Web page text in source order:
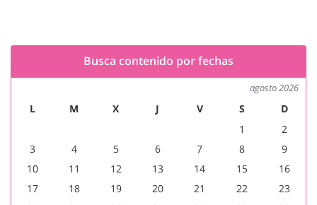
Busca contenido por fechas
agosto 2026
L M X J V S
D
1
2
3
4 5 6 7 8
9
10
11 12 13 14 15
16
17
18 19 20 21 22
23